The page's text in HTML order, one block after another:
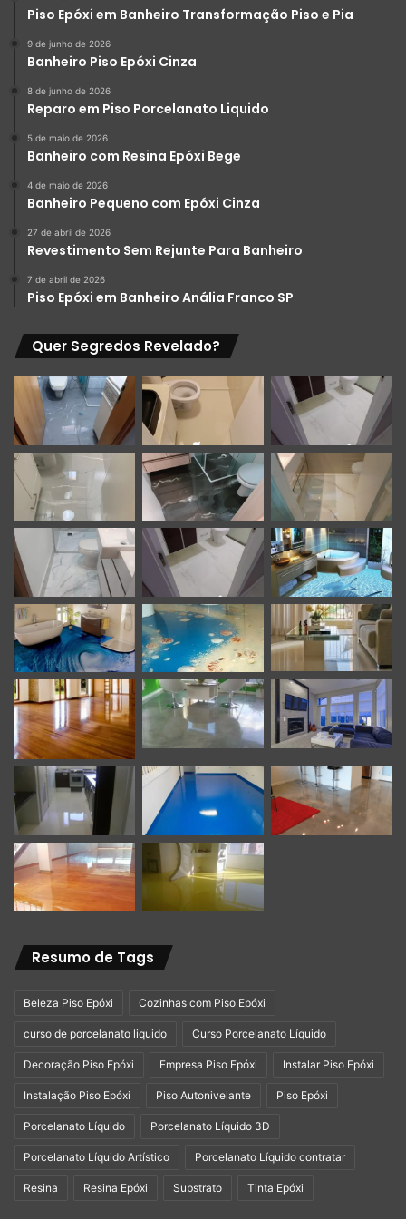
Solventes comuns como álcool, acetona e thinners
Produtos de manutenção de piscinas e sistemas de
água
Conforto Térmico e Qualidade Acústica
Comparado às superfícies cerâmicas tradicionais que são
naturalmente frias ao toque, o porcelanato líquido
apresenta uma sensação térmica mais amena, tornando-o
significativamente mais confortável para pisar descalço.
Além disso, sua composição polimérica oferece moderada
absorção acústica, reduzindo consideravelmente o ruído
de impacto (passos, arrastar de móveis) quando
comparado a pisos rígidos convencionais, contribuindo
para maior conforto ambiental.
Valorização Tangível do Patrimônio
Por ser percebido como um material tecnologicamente
avançado, moderno e de alto desempenho, a instalação de
porcelanato líquido agrega valor real e percebido ao
imóvel. No mercado imobiliário contemporâneo, espaços
com este tipo de acabamento são diferenciados e
frequentemente valorizados em transações de compra,
venda ou locação, representando um investimento que
retorna tanto em funcionalidade quanto em valorização
patrimonial.
Porcelanato Liquido São Miguel Paulista SP –
Mais que um Piso, uma Solução Integrada
Porcelanato liquido São Miguel Paulista SP. Somos uma
empresa especializada em revestimentos monolíticos
(piso autonivelante).
Porcelanato liquido monocromático (única cor) – Efeito
marmorizado – Metalizado – Modelo 3D – Fosco
Atuamos nesse segmento desde 2016 ou seja 10 anos.
Temos uma vasta experiência em revestimentos em áreas
molhadas e frias, como banheiro, cozinha, área de serviço
completa. Atendemos todos os bairros de Guarulhos, ABC
e São Paulo Capital.
simples tendência em revestimentos – é uma solução
técnica superior que responde às demandas
contemporâneas por praticidade, durabilidade e beleza.
com funcionalidade, ou em ambientes comerciais que
necessitam de desempenho extremo e conformidade
sanitária, este sistema oferece benefícios tangíveis que
Piso Epóxi em Banheiro Transformação Piso e Pia
9 de junho de 2026
Banheiro Piso Epóxi Cinza
8 de junho de 2026
Reparo em Piso Porcelanato Liquido
5 de maio de 2026
Banheiro com Resina Epóxi Bege
4 de maio de 2026
Banheiro Pequeno com Epóxi Cinza
27 de abril de 2026
Revestimento Sem Rejunte Para Banheiro
7 de abril de 2026
Piso Epóxi em Banheiro Anália Franco SP
Quer Segredos Revelado?
Resumo de Tags
Beleza Piso Epóxi Cozinhas com Piso Epóxi
curso de porcelanato liquido Curso Porcelanato Líquido
Decoração Piso Epóxi Empresa Piso Epóxi Instalar Piso Epóxi
Instalação Piso Epóxi Piso Autonivelante Piso Epóxi
Porcelanato Líquido Porcelanato Líquido 3D
Porcelanato Líquido Artístico Porcelanato Líquido contratar
Resina Resina Epóxi Substrato Tinta Epóxi